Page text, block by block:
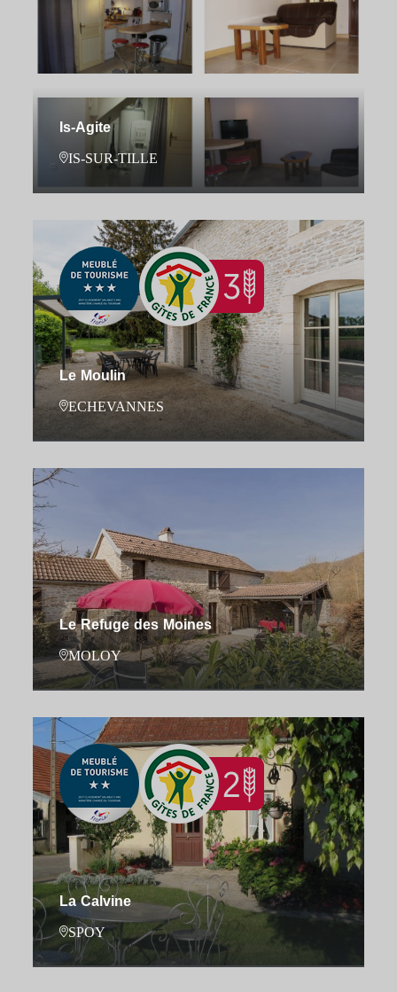
Is-Agite
IS-SUR-TILLE
Le Moulin
ECHEVANNES
Le Refuge des Moines
MOLOY
La Calvine
SPOY